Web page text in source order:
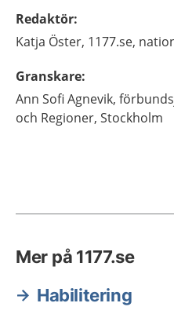
Redaktör:
Katja Öster, 1177.se,
Granskare:
Ann Sofi Agnevik,
och Regioner, Stockholm
Mer på 1177.se
Habilitering